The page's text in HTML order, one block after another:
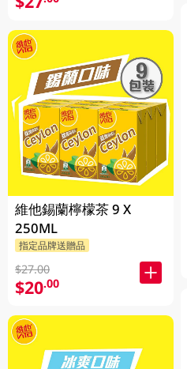
維他錫蘭檸檬茶 9 X
250ML
指定品牌送贈品
$27.00
$20.00